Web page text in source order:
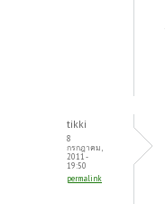
tikki
8
กรกฎาคม,
2011 -
19:50
permalink